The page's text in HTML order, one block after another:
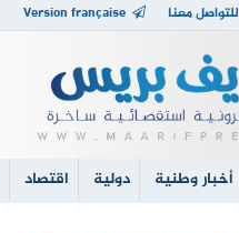
للتواصل معنا Version française
أخبار وطنية دولية اقتصاد